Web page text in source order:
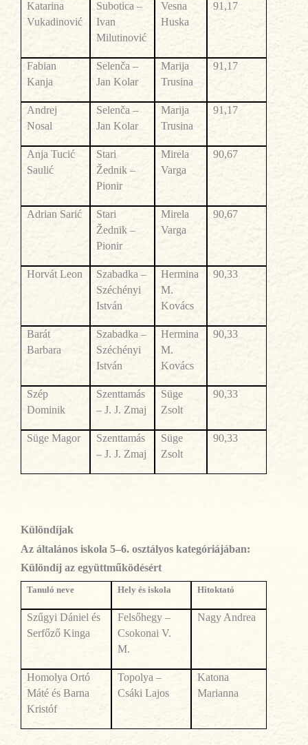
Katarina
Vukadinović
Subotica –
Ivan
Milutinović
Vesna
Huska
91,17
Fabian
Kanja
Selenča –
Jan Kolar
Marija
Trusina
91,17
Andrej
Nosal
Selenča –
Jan Kolar
Marija
Trusina
91,17
Anja Tucić
Saulić
Stari
Žednik –
Pionir
Mirela
Varga
90,67
Adrian Sarić
Stari
Žednik –
Pionir
Mirela
Varga
90,67
Horvát Leon
Szabadka –
Széchényi
István
Hermina
M.
Kovács
90,33
Barát
Barbara
Szabadka –
Széchényi
István
Hermina
M.
Kovács
90,33
Szép
Dominik
Szenttamás
– J. J. Zmaj
Süge
Zsolt
90,33
Süge Magor
Szenttamás
– J. J. Zmaj
Süge
Zsolt
90,33
Különdíjak
Az általános iskola 5–6. osztályos kategóriájában:
Különdíj az együttműködésért
Tanuló neve Hely és iskola Hitoktató
Szűgyi Dániel és
Serfőző Kinga
Felsőhegy –
Csokonai V.
M.
Nagy Andrea
Homolya Ortó
Máté és Barna
Kristóf
Topolya –
Csáki Lajos
Katona
Marianna